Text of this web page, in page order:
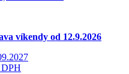
víkendy od 12.9.2026
DPH